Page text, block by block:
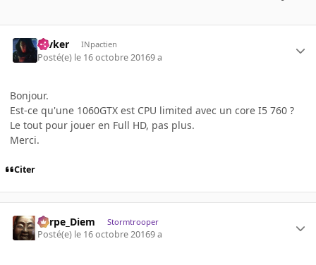
revker INpactien
Posté(e) le 16 octobre 20169 a
Bonjour.
Est-ce qu'une 1060GTX est CPU limited avec un core I5 760 ?
Le tout pour jouer en Full HD, pas plus.
Merci.
Citer
Carpe_Diem Stormtrooper
Posté(e) le 16 octobre 20169 a